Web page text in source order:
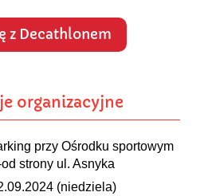
z Decathlonem
organizacyjne
przy Ośrodku sportowym
strony ul. Asnyka
(niedziela)